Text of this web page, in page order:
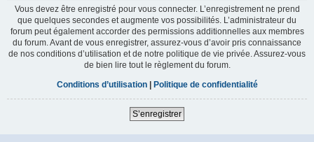
Vous devez être enregistré pour vous connecter. L’enregistrement ne prend
que quelques secondes et augmente vos possibilités. L’administrateur du
forum peut également accorder des permissions additionnelles aux membres
du forum. Avant de vous enregistrer, assurez-vous d’avoir pris connaissance
de nos conditions d’utilisation et de notre politique de vie privée. Assurez-vous
de bien lire tout le règlement du forum.
Conditions d’utilisation| Politique de confidentialité
S’enregistrer